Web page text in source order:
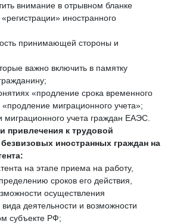
внимание в отрывном бланке
иностранного
принимающей стороны и
важно включить в памятку
«продление срока временного
миграционного учета»;
учета граждан ЕАЭС.
привлечения к трудовой
иностранных граждан на
на этапе приема на работу,
сроков его действия,
осуществления
деятельности и возможности
субъекте РФ;